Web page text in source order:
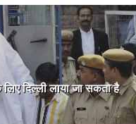
दिल्ली लाया जा सकता है